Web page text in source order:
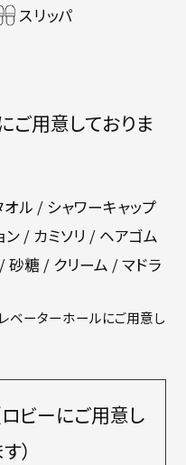
スリッパ
ご用意しておりま
ル / シャワーキャップ
/ カミソリ / ヘアゴム
糖 / クリーム / マドラ
ベーターホールにご用意し
ロビーにご用意し
）